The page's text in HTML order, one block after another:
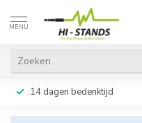
MENU
14 dagen bedenktijd